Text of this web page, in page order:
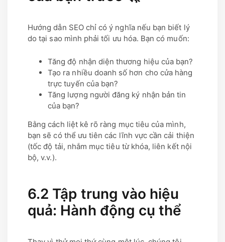
Hướng dẫn SEO chỉ có ý nghĩa nếu bạn biết lý
do tại sao mình phải tối ưu hóa. Bạn có muốn:
Tăng độ nhận diện thương hiệu của bạn?
Tạo ra nhiều doanh số hơn cho cửa hàng
trực tuyến của bạn?
Tăng lượng người đăng ký nhận bản tin
của bạn?
Bằng cách liệt kê rõ ràng mục tiêu của mình,
bạn sẽ có thể ưu tiên các lĩnh vực cần cải thiện
(tốc độ tải, nhắm mục tiêu từ khóa, liên kết nội
bộ, v.v.).
6.2 Tập trung vào hiệu
quả: Hành động cụ thể